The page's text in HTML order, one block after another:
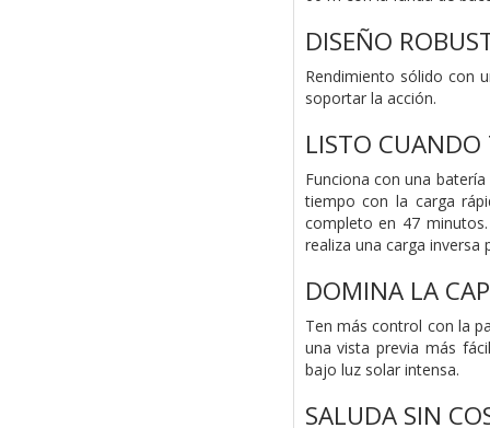
DISEÑO
Rendimiento sólido con
soportar la acción.
LISTO CUANDO
Funciona con una
tiempo con la carga
completo en 47
realiza una carga
DOMINA LA
Ten más control con la
una vista previa más
bajo luz solar intensa.
SALUDA SIN